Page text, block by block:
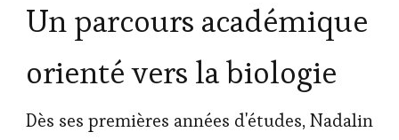
Un parcours académique
orienté vers la biologie
Dès ses premières années d'études, Nadalin